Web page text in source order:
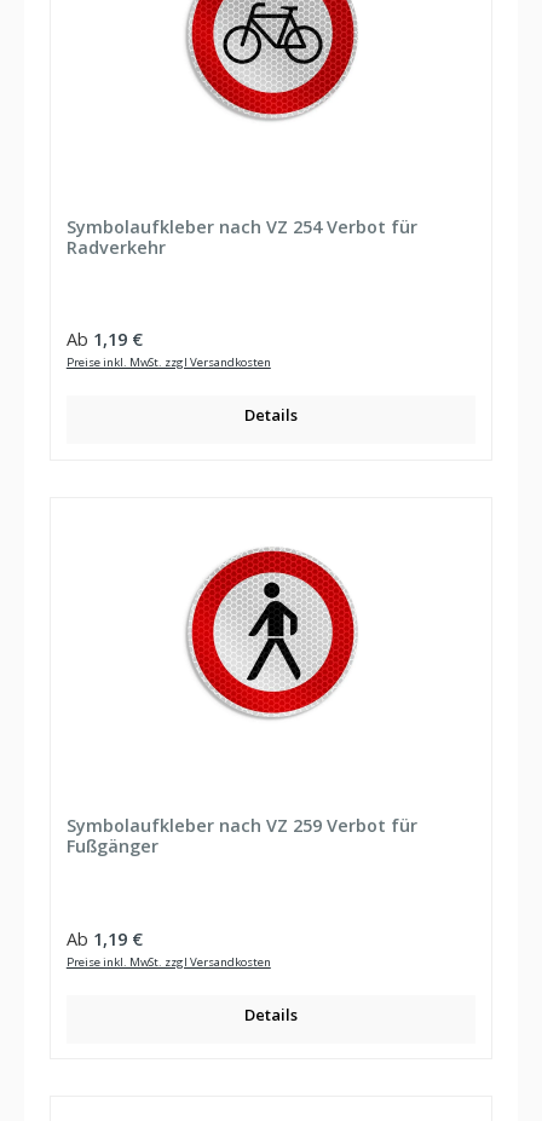
Symbolaufkleber nach VZ 254 Verbot für
Radverkehr
Regulärer Preis:
Ab 1,19 €
Preise inkl. MwSt. zzgl Versandkosten
Details
Symbolaufkleber nach VZ 259 Verbot für
Fußgänger
Regulärer Preis:
Ab 1,19 €
Preise inkl. MwSt. zzgl Versandkosten
Details